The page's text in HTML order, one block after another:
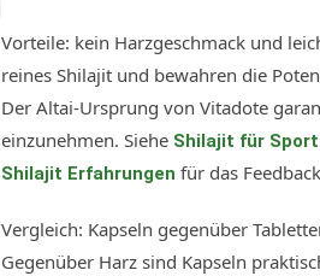
Vorteile: kein Harzgeschmack und
reines Shilajit und bewahren die
Der Altai-Ursprung von Vitadote
einzunehmen. Siehe Shilajit für Sport
Shilajit Erfahrungen für das
Vergleich: Kapseln gegenüber
Gegenüber Harz sind Kapseln